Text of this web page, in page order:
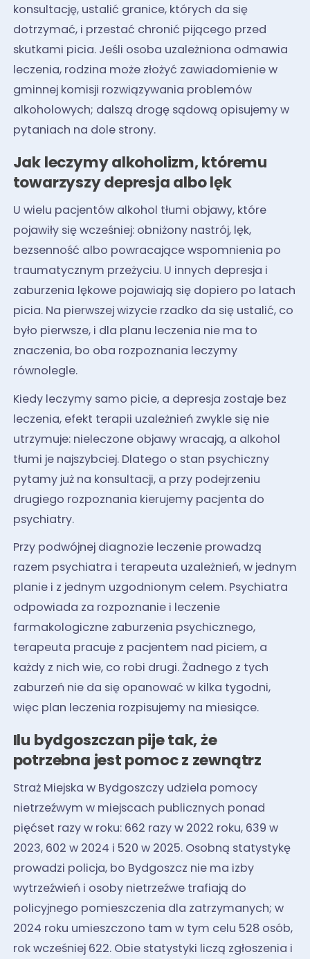
konsultację, ustalić granice, których da się
dotrzymać, i przestać chronić pijącego przed
skutkami picia. Jeśli osoba uzależniona odmawia
leczenia, rodzina może złożyć zawiadomienie w
gminnej komisji rozwiązywania problemów
alkoholowych; dalszą drogę sądową opisujemy w
pytaniach na dole strony.
Jak leczymy alkoholizm, któremu
towarzyszy depresja albo lęk
U wielu pacjentów alkohol tłumi objawy, które
pojawiły się wcześniej: obniżony nastrój, lęk,
bezsenność albo powracające wspomnienia po
traumatycznym przeżyciu. U innych depresja i
zaburzenia lękowe pojawiają się dopiero po latach
picia. Na pierwszej wizycie rzadko da się ustalić, co
było pierwsze, i dla planu leczenia nie ma to
znaczenia, bo oba rozpoznania leczymy
równolegle.
Kiedy leczymy samo picie, a depresja zostaje bez
leczenia, efekt terapii uzależnień zwykle się nie
utrzymuje: nieleczone objawy wracają, a alkohol
tłumi je najszybciej. Dlatego o stan psychiczny
pytamy już na konsultacji, a przy podejrzeniu
drugiego rozpoznania kierujemy pacjenta do
psychiatry.
Przy podwójnej diagnozie leczenie prowadzą
razem psychiatra i terapeuta uzależnień, w jednym
planie i z jednym uzgodnionym celem. Psychiatra
odpowiada za rozpoznanie i leczenie
farmakologiczne zaburzenia psychicznego,
terapeuta pracuje z pacjentem nad piciem, a
każdy z nich wie, co robi drugi. Żadnego z tych
zaburzeń nie da się opanować w kilka tygodni,
więc plan leczenia rozpisujemy na miesiące.
Ilu bydgoszczan pije tak, że
potrzebna jest pomoc z zewnątrz
Straż Miejska w Bydgoszczy udziela pomocy
nietrzeźwym w miejscach publicznych ponad
pięćset razy w roku: 662 razy w 2022 roku, 639 w
2023, 602 w 2024 i 520 w 2025. Osobną statystykę
prowadzi policja, bo Bydgoszcz nie ma izby
wytrzeźwień i osoby nietrzeźwe trafiają do
policyjnego pomieszczenia dla zatrzymanych; w
2024 roku umieszczono tam w tym celu 528 osób,
rok wcześniej 622. Obie statystyki liczą zgłoszenia i